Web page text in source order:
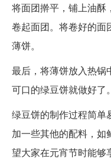
将面团擀平，铺上油酥
卷起面团。将卷好的面
薄饼。
最后，将薄饼放入热锅
可口的绿豆饼就做好了。
绿豆饼的制作过程简单
加一些其他的配料，
望大家在元宵节时能够